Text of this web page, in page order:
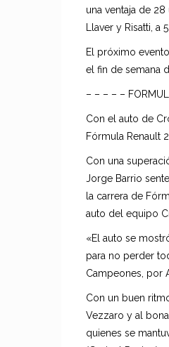
una ventaja de
Llaver y Risatti, a
El próximo
el fin de semana
– – – – –
Con el auto de
Fórmula Renault
Con una
Jorge Barrio
la carrera de
auto del equipo
«El auto se
para no perder
Campeones, por
Con un buen
Vezzaro y al
quienes se